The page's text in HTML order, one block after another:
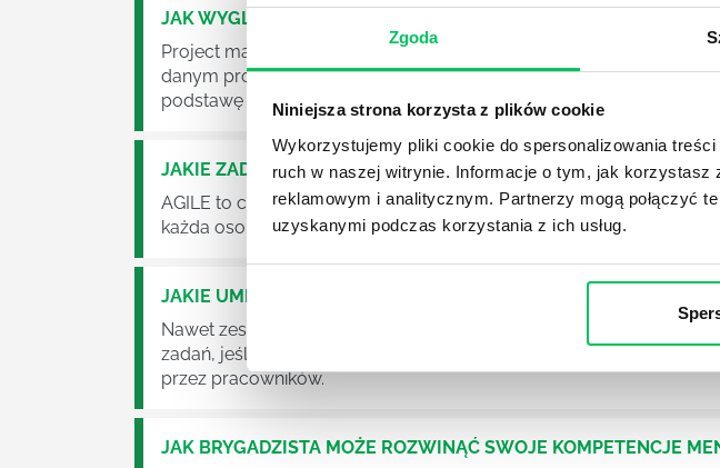
Zgoda
Niniejsza strona korzysta z plików cookie
Wykorzystujemy pliki cookie do spersonalizowania
ruch w naszej witrynie. Informacje o tym, jak korzystasz
reklamowym i analitycznym. Partnerzy mogą połączyć
uzyskanymi podczas korzystania z ich usług.
JAK WYGLĄDA PRACA ZESPOŁÓW PROJEKTOWYCH W ZWINNEJ
Project management (czyli zarządzanie projektami) to szereg
danym projektem założeń. Zajmują się nim osoby wchodzące w
podstawę działalności wielu przedsiębiorstw.
JAKIE ZADANIA MUSZĄ ZREALIZOWAĆ PRACOWNICY ZESPOŁU
AGILE to coraz popularniejsze w każdej większej (i mniejszej)
każda osoba zatrudniona w takim miejscu choć raz się z nim
JAKIE UMIEJĘTNOŚCI MENEDŻERSKIE POWINIEN MIEĆ
Nawet zespół złożony z doskonale wykształconych i
zadań, jeśli zabraknie w nim odpowiedniego kierownictwa.
przez pracowników.
JAK BRYGADZISTA MOŻE ROZWINĄĆ SWOJE KOMPETENCJE